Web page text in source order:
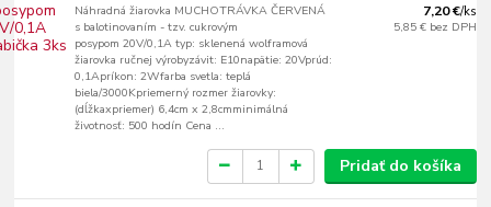
Náhradná žiarovka MUCHOTRÁVKA ČERVENÁ
s balotinovaním - tzv. cukrovým
posypom 20V/0,1A typ: sklenená wolframová
žiarovka ručnej výrobyzávit: E10napätie: 20Vprúd:
0,1Apríkon: 2Wfarba svetla: teplá
biela/3000Kpriemerný rozmer žiarovky:
(dĺžkaxpriemer) 6,4cm x 2,8cmminimálná
životnosť: 500 hodín Cena ...
7,20 €/ks
5,85 € bez DPH
Pridať do košíka